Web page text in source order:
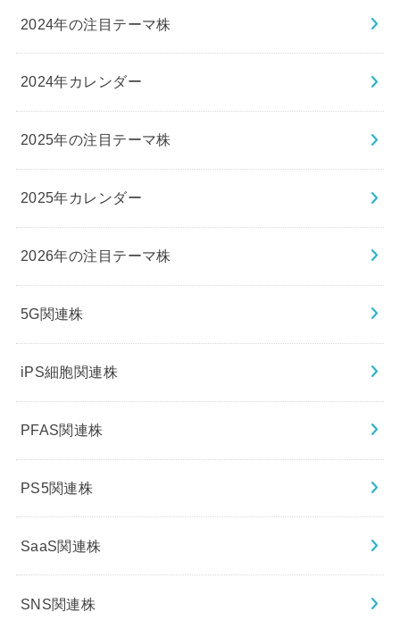
2024年の注目テーマ株
2024年カレンダー
2025年の注目テーマ株
2025年カレンダー
2026年の注目テーマ株
5G関連株
iPS細胞関連株
PFAS関連株
PS5関連株
SaaS関連株
SNS関連株